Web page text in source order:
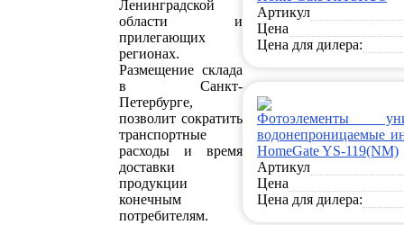
Ленинградской
области и
прилегающих
регионах.
Размещение склада
в Санкт-
Петербурге,
позволит сократить
транспортные
расходы и время
доставки
продукции
конечным
потребителям.
Артикул
Цена
Цена для дилера:
Фотоэлементы
водонепроницаемые
HomeGate YS-119(NM)
Артикул
Цена
Цена для дилера: